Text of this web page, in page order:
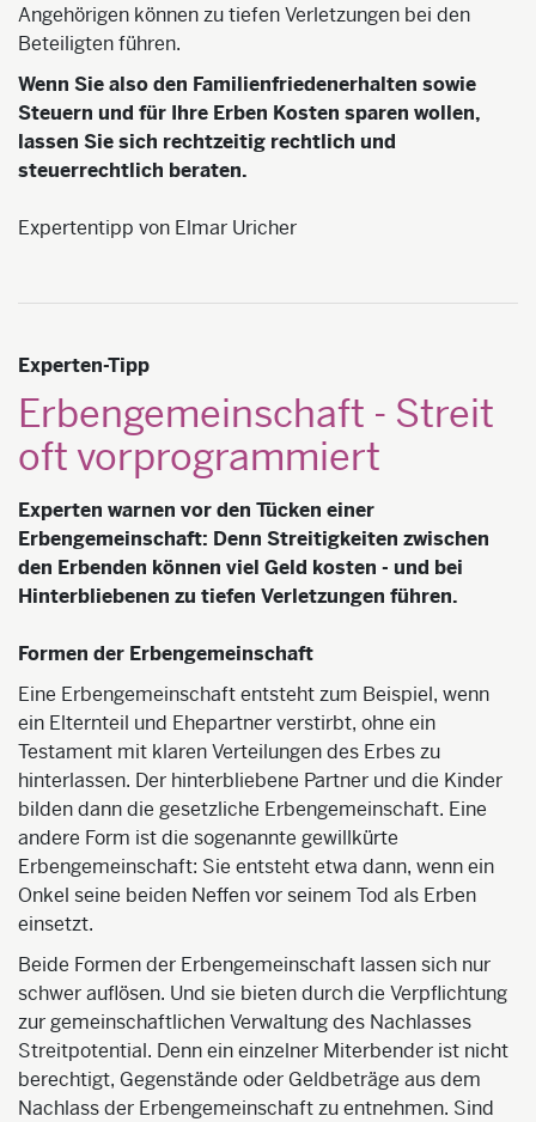
Angehörigen können zu tiefen Verletzungen bei den
Beteiligten führen.
Wenn Sie also den Familienfriedenerhalten sowie
Steuern und für Ihre Erben Kosten sparen wollen,
lassen Sie sich rechtzeitig rechtlich und
steuerrechtlich beraten.
Expertentipp von Elmar Uricher
Experten-Tipp
Erbengemeinschaft - Streit
oft vorprogrammiert
Experten warnen vor den Tücken einer
Erbengemeinschaft: Denn Streitigkeiten zwischen
den Erbenden können viel Geld kosten - und bei
Hinterbliebenen zu tiefen Verletzungen führen.
Formen der Erbengemeinschaft
Eine Erbengemeinschaft entsteht zum Beispiel, wenn
ein Elternteil und Ehepartner verstirbt, ohne ein
Testament mit klaren Verteilungen des Erbes zu
hinterlassen. Der hinterbliebene Partner und die Kinder
bilden dann die gesetzliche Erbengemeinschaft. Eine
andere Form ist die sogenannte gewillkürte
Erbengemeinschaft: Sie entsteht etwa dann, wenn ein
Onkel seine beiden Neffen vor seinem Tod als Erben
einsetzt.
Beide Formen der Erbengemeinschaft lassen sich nur
schwer auflösen. Und sie bieten durch die Verpflichtung
zur gemeinschaftlichen Verwaltung des Nachlasses
Streitpotential. Denn ein einzelner Miterbender ist nicht
berechtigt, Gegenstände oder Geldbeträge aus dem
Nachlass der Erbengemeinschaft zu entnehmen. Sind